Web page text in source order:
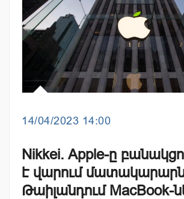
14/04/2023 14:00
Nikkei. Apple-ը
է վարում
Թաիլանդում MacBook-